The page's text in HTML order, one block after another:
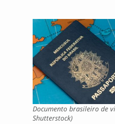
Documento brasileiro de
Shutterstock)